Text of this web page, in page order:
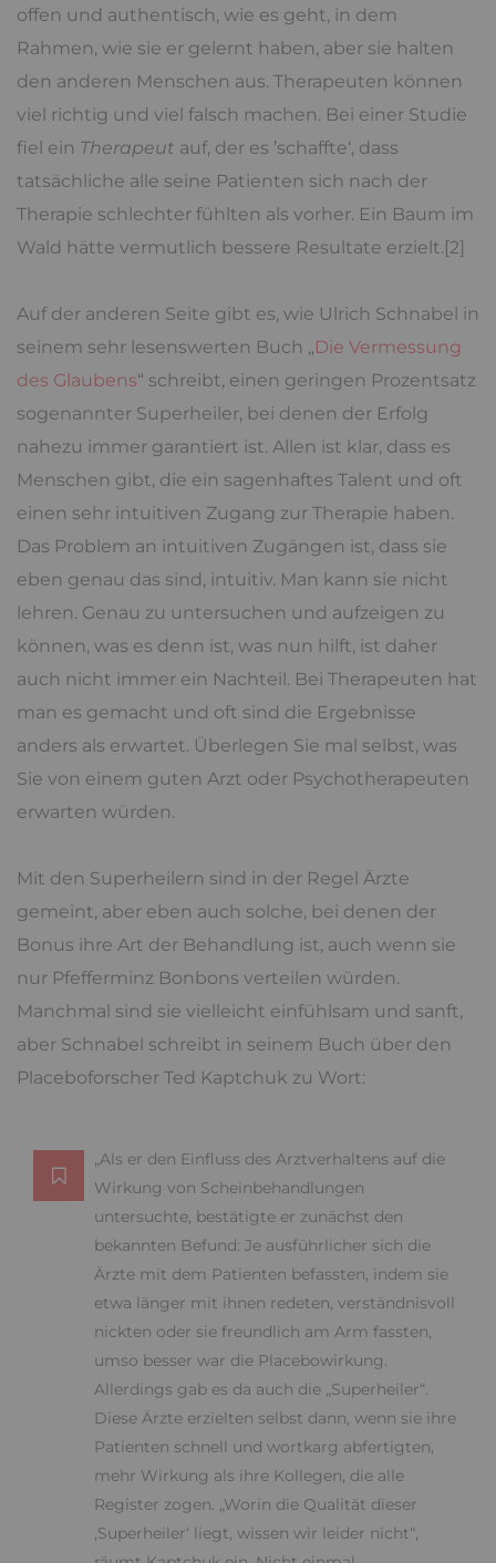
offen und authentisch, wie es geht, in dem
Rahmen, wie sie er gelernt haben, aber sie halten
den anderen Menschen aus. Therapeuten können
viel richtig und viel falsch machen. Bei einer Studie
fiel ein Therapeut auf, der es ’schaffte‘, dass
tatsächliche alle seine Patienten sich nach der
Therapie schlechter fühlten als vorher. Ein Baum im
Wald hätte vermutlich bessere Resultate erzielt.[2]
Auf der anderen Seite gibt es, wie Ulrich Schnabel in
seinem sehr lesenswerten Buch „Die Vermessung
des Glaubens“ schreibt, einen geringen Prozentsatz
sogenannter Superheiler, bei denen der Erfolg
nahezu immer garantiert ist. Allen ist klar, dass es
Menschen gibt, die ein sagenhaftes Talent und oft
einen sehr intuitiven Zugang zur Therapie haben.
Das Problem an intuitiven Zugängen ist, dass sie
eben genau das sind, intuitiv. Man kann sie nicht
lehren. Genau zu untersuchen und aufzeigen zu
können, was es denn ist, was nun hilft, ist daher
auch nicht immer ein Nachteil. Bei Therapeuten hat
man es gemacht und oft sind die Ergebnisse
anders als erwartet. Überlegen Sie mal selbst, was
Sie von einem guten Arzt oder Psychotherapeuten
erwarten würden.
Mit den Superheilern sind in der Regel Ärzte
gemeint, aber eben auch solche, bei denen der
Bonus ihre Art der Behandlung ist, auch wenn sie
nur Pfefferminz Bonbons verteilen würden.
Manchmal sind sie vielleicht einfühlsam und sanft,
aber Schnabel schreibt in seinem Buch über den
Placeboforscher Ted Kaptchuk zu Wort:
„Als er den Einfluss des Arztverhaltens auf die
Wirkung von Scheinbehandlungen
untersuchte, bestätigte er zunächst den
bekannten Befund: Je ausführlicher sich die
Ärzte mit dem Patienten befassten, indem sie
etwa länger mit ihnen redeten, verständnisvoll
nickten oder sie freundlich am Arm fassten,
umso besser war die Placebowirkung.
Allerdings gab es da auch die „Superheiler“.
Diese Ärzte erzielten selbst dann, wenn sie ihre
Patienten schnell und wortkarg abfertigten,
mehr Wirkung als ihre Kollegen, die alle
Register zogen. „Worin die Qualität dieser
‚Superheiler‘ liegt, wissen wir leider nicht“,